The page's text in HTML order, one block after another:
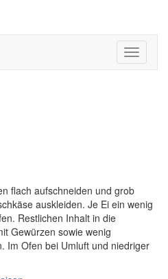
Toggle
flach aufschneiden und grob
auskleiden. Je Ei ein wenig
Restlichen Inhalt in die
Gewürzen sowie wenig
Im Ofen bei Umluft und niedriger